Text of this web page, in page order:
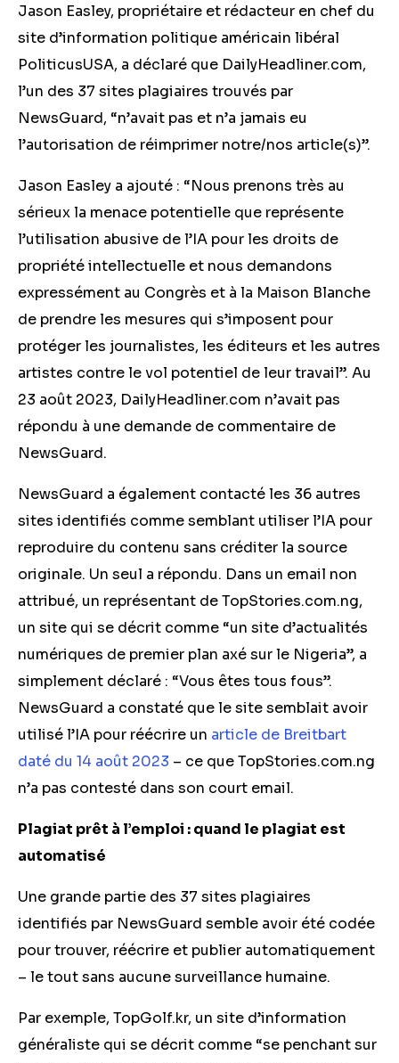
Jason Easley, propriétaire et rédacteur en chef du
site d’information politique américain libéral
PoliticusUSA, a déclaré que DailyHeadliner.com,
l’un des 37 sites plagiaires trouvés par
NewsGuard, “n’avait pas et n’a jamais eu
l’autorisation de réimprimer notre/nos article(s)”.
Jason Easley a ajouté : “Nous prenons très au
sérieux la menace potentielle que représente
l’utilisation abusive de l’IA pour les droits de
propriété intellectuelle et nous demandons
expressément au Congrès et à la Maison Blanche
de prendre les mesures qui s’imposent pour
protéger les journalistes, les éditeurs et les autres
artistes contre le vol potentiel de leur travail”. Au
23 août 2023, DailyHeadliner.com n’avait pas
répondu à une demande de commentaire de
NewsGuard.
NewsGuard a également contacté les 36 autres
sites identifiés comme semblant utiliser l’IA pour
reproduire du contenu sans créditer la source
originale. Un seul a répondu. Dans un email non
attribué, un représentant de TopStories.com.ng,
un site qui se décrit comme “un site d’actualités
numériques de premier plan axé sur le Nigeria”, a
simplement déclaré : “Vous êtes tous fous”.
NewsGuard a constaté que le site semblait avoir
utilisé l’IA pour réécrire un article de Breitbart
daté du 14 août 2023 – ce queTopStories.com.ng
n’a pas contesté dans son court email.
Plagiat prêt à l’emploi : quand le plagiat est
automatisé
Une grande partie des 37 sites plagiaires
identifiés par NewsGuard semble avoir été codée
pour trouver, réécrire et publier automatiquement
– le tout sans aucune surveillance humaine.
Par exemple, TopGolf.kr, un site d’information
généraliste qui se décrit comme “se penchant sur